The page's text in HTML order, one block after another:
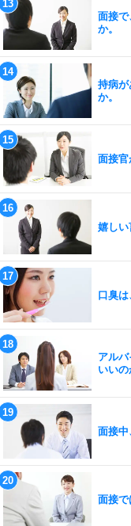
面接で
か。
持病が
か。
面接官
嬉しい
口臭は
アル
いいの
面接中
面接で